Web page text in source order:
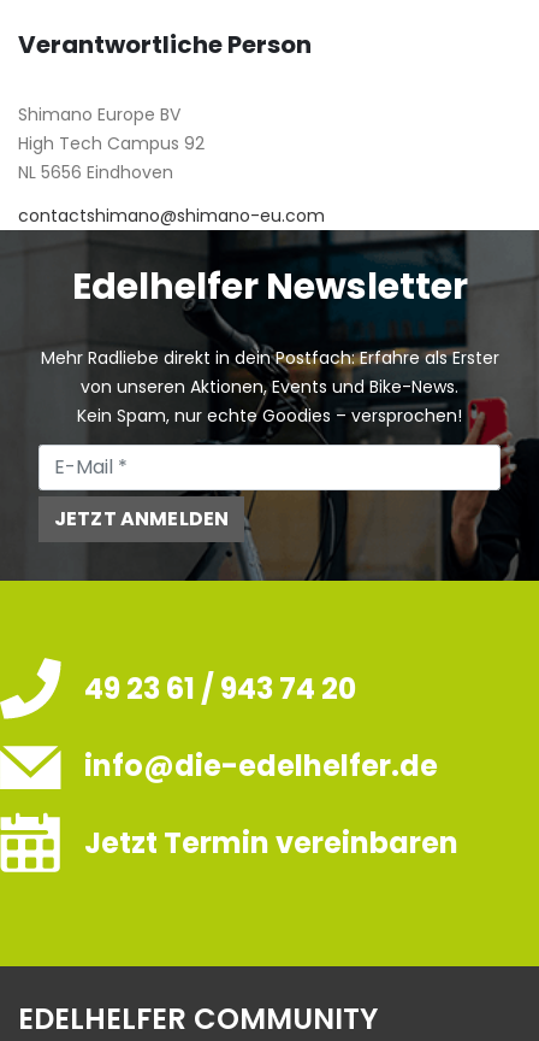
Verantwortliche Person
Shimano Europe BV
High Tech Campus 92
NL 5656 Eindhoven
contactshimano@shimano-eu.com
Edelhelfer Newsletter
Mehr Radliebe direkt in dein Postfach: Erfahre als Erster
von unseren Aktionen, Events und Bike-News.
Kein Spam, nur echte Goodies – versprochen!
JETZT ANMELDEN
49 23 61 / 943 74 20
info@die-edelhelfer.de
Jetzt Termin vereinbaren
EDELHELFER COMMUNITY